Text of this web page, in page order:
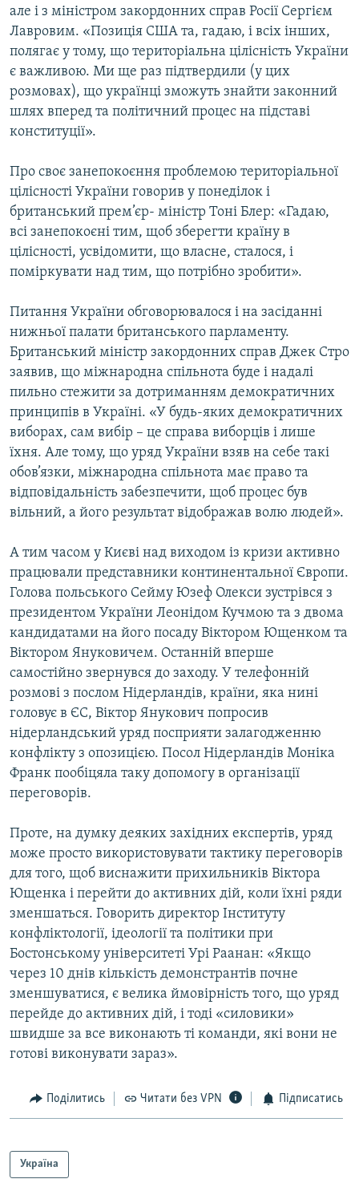
ДОЛУЧАЙСЯ!
Усі сайти RFE/RL
але і з міністром закордонних справ Росії Сергієм
Лавровим. «Позиція США та, гадаю, і всіх інших,
полягає у тому, що територіальна цілісність України
є важливою. Ми ще раз підтвердили (у цих
розмовах), що українці зможуть знайти законний
шлях вперед та політичний процес на підставі
конституції».
Про своє занепокоєння проблемою територіальної
цілісності України говорив у понеділок і
британський прем’єр- міністр Тоні Блер: «Гадаю,
всі занепокоєні тим, щоб зберегти країну в
цілісності, усвідомити, що власне, сталося, і
поміркувати над тим, що потрібно зробити».
Питання України обговорювалося і на засіданні
нижньої палати британського парламенту.
Британський міністр закордонних справ Джек Стро
заявив, що міжнародна спільнота буде і надалі
пильно стежити за дотриманням демократичних
принципів в Україні. «У будь-яких демократичних
виборах, сам вибір – це справа виборців і лише
їхня. Але тому, що уряд України взяв на себе такі
обов’язки, міжнародна спільнота має право та
відповідальність забезпечити, щоб процес був
вільний, а його результат відображав волю людей».
А тим часом у Києві над виходом із кризи активно
працювали представники континентальної Європи.
Голова польського Сейму Юзеф Олекси зустрівся з
президентом України Леонідом Кучмою та з двома
кандидатами на його посаду Віктором Ющенком та
Віктором Януковичем. Останній вперше
самостійно звернувся до заходу. У телефонній
розмові з послом Нідерландів, країни, яка нині
головує в ЄС, Віктор Янукович попросив
нідерландський уряд посприяти залагодженню
конфлікту з опозицією. Посол Нідерландів Моніка
Франк пообіцяла таку допомогу в організації
переговорів.
Проте, на думку деяких західних експертів, уряд
може просто використовувати тактику переговорів
для того, щоб виснажити прихильників Віктора
Ющенка і перейти до активних дій, коли їхні ряди
зменшаться. Говорить директор Інституту
конфліктології, ідеології та політики при
Бостонському університеті Урі Раанан: «Якщо
через 10 днів кількість демонстрантів почне
зменшуватися, є велика ймовірність того, що уряд
перейде до активних дій, і тоді «силовики»
швидше за все виконають ті команди, які вони не
готові виконувати зараз».
Поділитись Читати без VPN Підписатись
Україна